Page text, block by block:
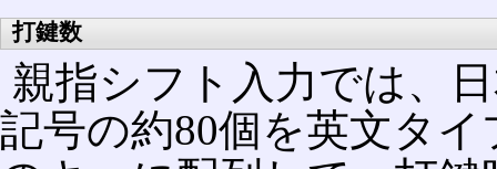
打鍵数
親指シフト入力では、
記号の約80個を英文タ